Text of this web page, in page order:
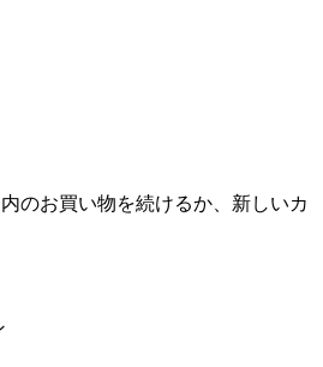
のお買い物を続けるか、新しいカ